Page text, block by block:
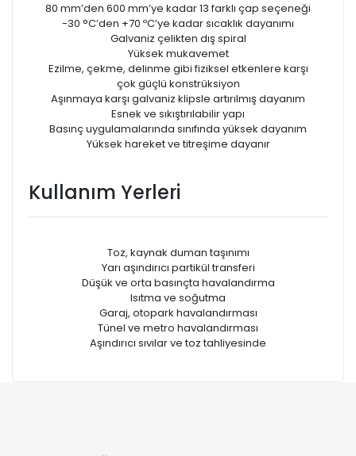
80 mm’den 600 mm’ye kadar 13 farklı çap seçeneği
-30 °C’den +70 ºC’ye kadar sıcaklık dayanımı
Galvaniz çelikten dış spiral
Yüksek mukavemet
Ezilme, çekme, delinme gibi fiziksel etkenlere karşı
çok güçlü konstrüksiyon
Aşınmaya karşı galvaniz klipsle artırılmış dayanım
Esnek ve sıkıştırılabilir yapı
Basınç uygulamalarında sınıfında yüksek dayanım
Yüksek hareket ve titreşime dayanır
Kullanım Yerleri
Toz, kaynak duman taşınımı
Yarı aşındırıcı partikül transferi
Düşük ve orta basınçta havalandırma
Isıtma ve soğutma
Garaj, otopark havalandırması
Tünel ve metro havalandırması
Aşındırıcı sıvılar ve toz tahliyesinde